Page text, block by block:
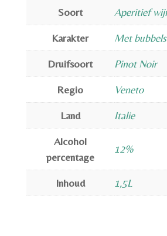
Soort Aperitief
Karakter Met bubbels
Druifsoort Pinot Noir
Regio Veneto
Land Italie
Alcohol
percentage
12%
Inhoud 1,5L